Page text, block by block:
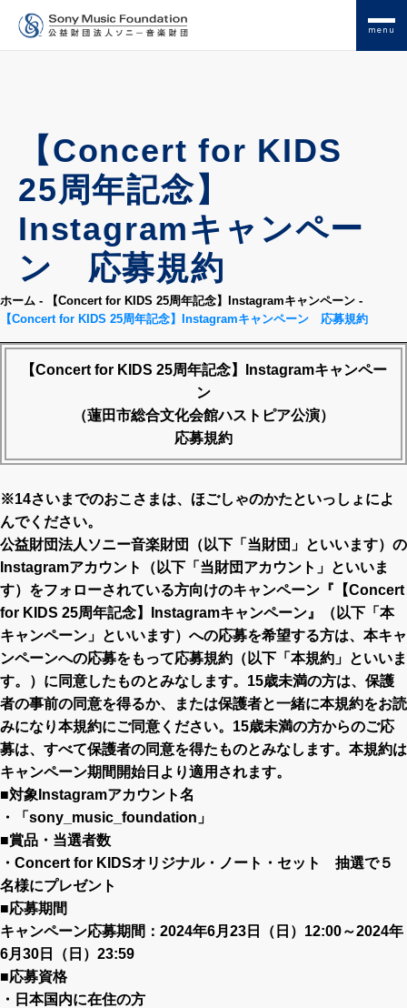
menu
【Concert for KIDS
25周年記念】
Instagramキャンペー
ン 応募規約
ホーム - 【Concert for KIDS 25周年記念】Instagramキャンペーン -
【Concert for KIDS 25周年記念】Instagramキャンペーン 応募規約
【Concert for KIDS 25周年記念】
Instagramキャンペー
ン
（蓮田市総合文化会館ハストピア公演）
応募規約
※14さいまでのおこさまは、ほごしゃのかたといっしょによ
んでください。
公益財団法人ソニー音楽財団（以下「当財団」といいます）の
Instagramアカウント（以下「当財団アカウント」といいま
す）をフォローされている方向けのキャンペーン『【Concert
for KIDS 25周年記念】Instagramキャンペーン』（以下「本
キャンペーン」といいます）への応募を希望する方は、本キャ
ンペーンへの応募をもって応募規約（以下「本規約」といいま
す。）に同意したものとみなします。15歳未満の方は、保護
者の事前の同意を得るか、または保護者と一緒に本規約をお読
みになり本規約にご同意ください。15歳未満の方からのご応
募は、すべて保護者の同意を得たものとみなします。本規約は
キャンペーン期間開始日より適用されます。
■対象Instagramアカウント名
・
「sony_music_foundation」
■賞品・当選者数
・Concert for KIDSオリジナル・ノート・セット 抽選で５
名様にプレゼント
■応募期間
キャンペーン応募期間：2024年6月23日（日）12:00～2024年
6月30日（日）23:59
■応募資格
・日本国内に在住の方